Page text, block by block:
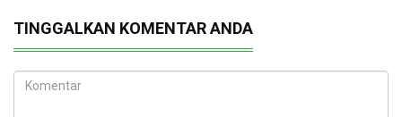
TINGGALKAN KOMENTAR ANDA